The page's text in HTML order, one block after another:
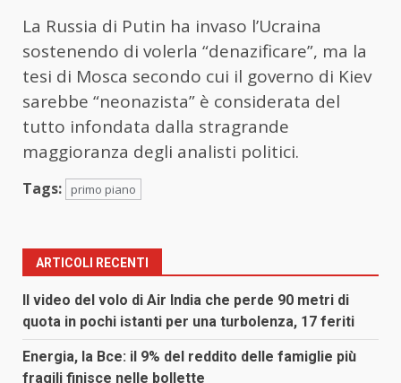
La Russia di Putin ha invaso l’Ucraina
sostenendo di volerla “denazificare”, ma la
tesi di Mosca secondo cui il governo di Kiev
sarebbe “neonazista” è considerata del
tutto infondata dalla stragrande
maggioranza degli analisti politici.
Tags: primo piano
ARTICOLI RECENTI
Il video del volo di Air India che perde 90 metri di
quota in pochi istanti per una turbolenza, 17 feriti
Energia, la Bce: il 9% del reddito delle famiglie più
fragili finisce nelle bollette